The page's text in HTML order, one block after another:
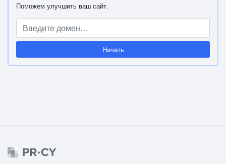
Поможем улучшить ваш сайт.
Начать